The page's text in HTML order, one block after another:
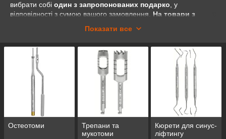
вибрати собі один з запропонованих подарко , у
відповідності з сумою вашого замовлення. На товари з
"Розпродаж" пропозиція "Вибери собі подарунок" не
Все дуже просто. Заходьте на наш сайт dental-club.com.ua .
Оформляйте замовлення, припустимо, на 644 грн, заходьте і
вибирайте собі подарунок у розділі "від 600 грн"
Подарунки можна отримати тільки при оформленні
замовлення через інтернет-магазин.
Ми залишаємо за собою право відмовити в подарунок, якщо
його не буде в наявності, але ми будемо намагатися, що б
Показати все
Остеотоми
Трепани та
мукотоми
Кюрети для синус-
ліфтингу